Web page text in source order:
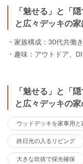
「魅せる」と「
と広々デッキの
・家族構成：30代共働
・趣味：アウトドア、
「魅せる」と「
と広々デッキの
ウッドデッキを家事用と
終日光の入るリビング
大きな吹抜で採光確保